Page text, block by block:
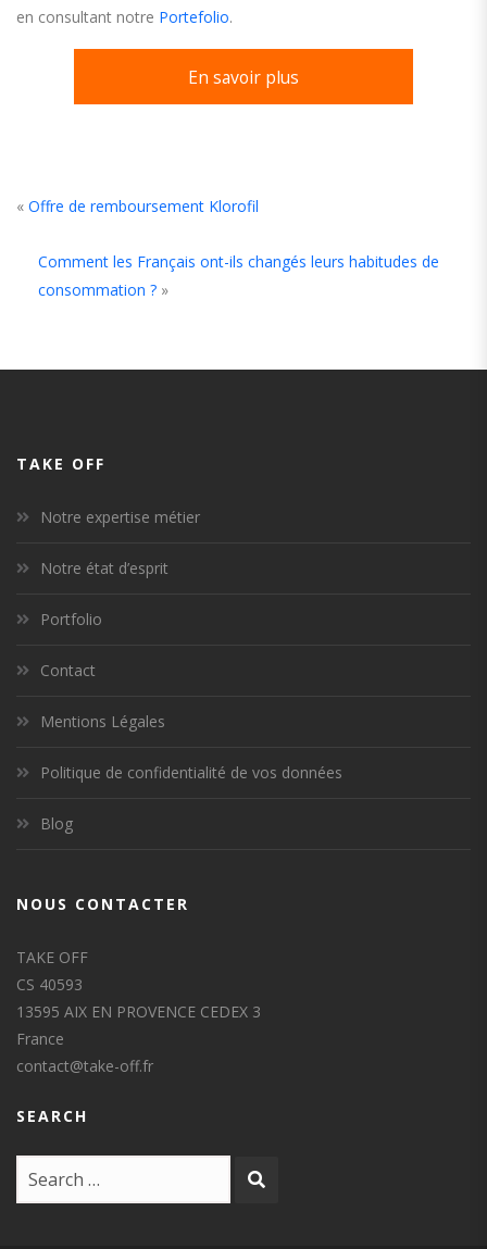
en consultant notre Portefolio.
En savoir plus
« Offre de remboursement Klorofil
Comment les Français ont-ils changés leurs habitudes de
consommation ? »
TAKE OFF
Notre expertise métier
Notre état d’esprit
Portfolio
Contact
Mentions Légales
Politique de confidentialité de vos données
Blog
NOUS CONTACTER
TAKE OFF
CS 40593
13595 AIX EN PROVENCE CEDEX 3
France
contact@take-off.fr
SEARCH